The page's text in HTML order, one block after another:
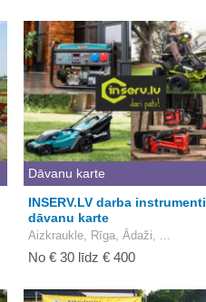
Dāvanu karte
INSERV.LV darba instrumenti
dāvanu karte
Aizkraukle, Rīga, Ādaži, ...
No € 30 līdz € 400